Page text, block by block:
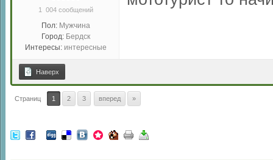
1 004 сообщений
Пол: Мужчина
Город: Бердск
Интересы: интересные
Наверх
Страниц 1 2 3 вперед »